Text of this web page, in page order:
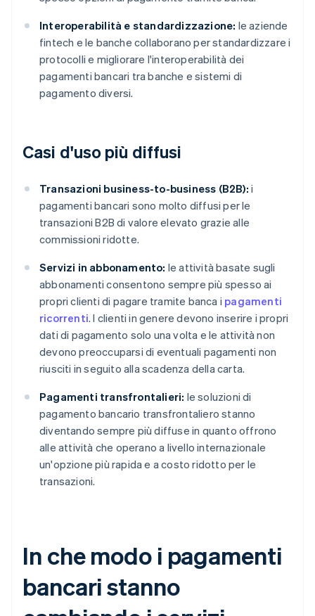
Interoperabilità e standardizzazione: le aziende
fintech e le banche collaborano per standardizzare i
protocolli e migliorare l'interoperabilità dei
pagamenti bancari tra banche e sistemi di
pagamento diversi.
Casi d'uso più diffusi
Transazioni business-to-business (B2B): i
pagamenti bancari sono molto diffusi per le
transazioni B2B di valore elevato grazie alle
commissioni ridotte.
Servizi in abbonamento: le attività basate sugli
abbonamenti consentono sempre più spesso ai
propri clienti di pagare tramite banca i pagamenti
ricorrenti. I clienti in genere devono inserire i propri
dati di pagamento solo una volta e le attività non
devono preoccuparsi di eventuali pagamenti non
riusciti in seguito alla scadenza della carta.
Pagamenti transfrontalieri: le soluzioni di
pagamento bancario transfrontaliero stanno
diventando sempre più diffuse in quanto offrono
alle attività che operano a livello internazionale
un'opzione più rapida e a costo ridotto per le
transazioni.
In che modo i pagamenti
bancari stanno